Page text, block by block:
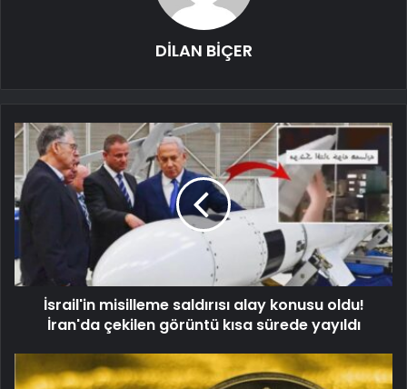
DİLAN BİÇER
İsrail'in misilleme saldırısı alay konusu oldu!
İran'da çekilen görüntü kısa sürede yayıldı